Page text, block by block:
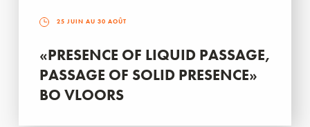
25 JUIN AU 30 AOÛT
«PRESENCE OF LIQUID PASSAGE,
PASSAGE OF SOLID PRESENCE»
BO VLOORS